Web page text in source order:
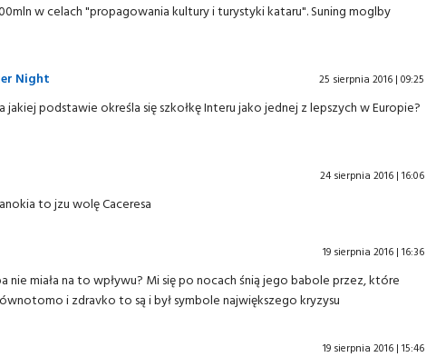
w celach "propagowania kultury i turystyki kataru". Suning moglby
Night 25 sierpnia 2016 | 09:25
jakiej podstawie określa się szkołkę Interu jako jednej z lepszych w Europie?
24 sierpnia 2016 | 16:06
to jzu wolę Caceresa
19 sierpnia 2016 | 16:36
miała na to wpływu? Mi się po nocach śnią jego babole przez, które
i zdravko to są i był symbole największego kryzysu
19 sierpnia 2016 | 15:46